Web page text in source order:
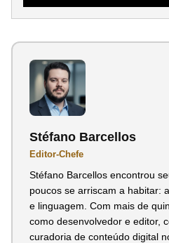
Stéfano Barcellos
Editor-Chefe
Stéfano Barcellos encontrou
poucos se arriscam a habitar:
e linguagem. Com mais de
como desenvolvedor e editor,
curadoria de conteúdo digital